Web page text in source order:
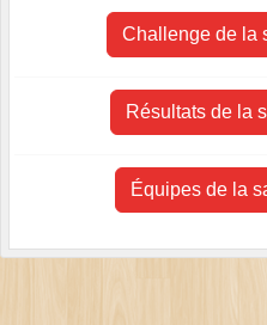
Challenge de la
Résultats de la
Équipes de la